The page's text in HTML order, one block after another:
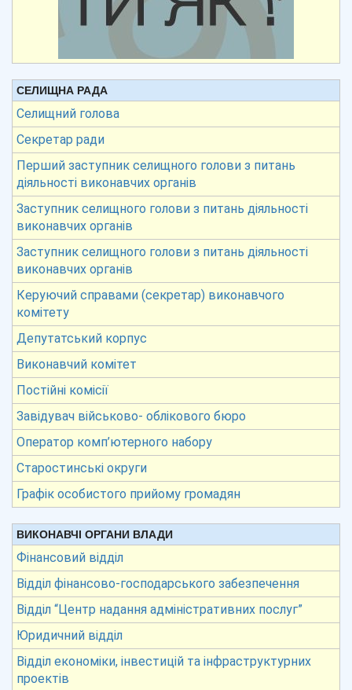
СЕЛИЩНА РАДА
Селищний голова
Секретар ради
Перший заступник селищного голови з питань
діяльності виконавчих органів
Заступник селищного голови з питань діяльності
виконавчих органів
Заступник селищного голови з питань діяльності
виконавчих органів
Керуючий справами (секретар) виконавчого
комітету
Депутатський корпус
Виконавчий комітет
Постійні комісії
Завідувач військово- облікового бюро
Оператор комп’ютерного набору
Старостинські округи
Графік особистого прийому громадян
ВИКОНАВЧІ ОРГАНИ ВЛАДИ
Фінансовий відділ
Відділ фінансово-господарського забезпечення
Відділ “Центр надання адміністративних послуг”
Юридичний відділ
Відділ економіки, інвестицій та інфраструктурних
проектів